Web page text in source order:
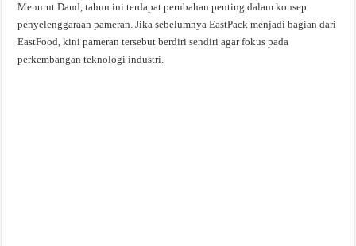
Menurut Daud, tahun ini terdapat perubahan penting dalam konsep
penyelenggaraan pameran. Jika sebelumnya EastPack menjadi bagian dari
EastFood, kini pameran tersebut berdiri sendiri agar fokus pada
perkembangan teknologi industri.